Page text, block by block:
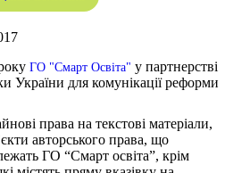
ГО "Смарт Освіта" у партнерстві
України для комунікації реформи
права на текстові матеріали,
авторського права, що
ГО “Смарт освіта”, крім